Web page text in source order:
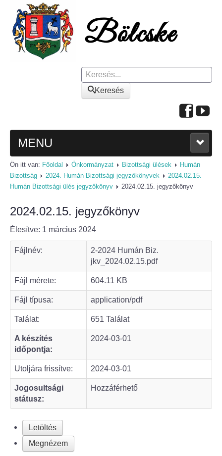
Keresés
Keresés
MENU
FŐOLDAL
Polgármesteri köszöntő
Bölcske település
Bölcske történelme
Mi újság Bölcskén?
Értéktár bizottság
Turizmus
Látnivalók
Szállások
Református Egyház
Ön itt van: Főoldal Önkormányzat Bizottsági ülések
Humán
Bizottság
2024. Humán Bizottsági jegyzőkönyvek
2024.02.15.
Humán Bizottsági ülés jegyzőkönyv
2024.02.15. jegyzőkönyv
2024.02.15. jegyzőkönyv
Élesítve: 1 március 2024
Fájlnév:
2-2024 Humán Biz.
jkv_2024.02.15.pdf
Fájl mérete: 604.11 KB
Fájl típusa: application/pdf
Találat: 651 Találat
A készítés
időpontja:
2024-03-01
Utoljára frissítve: 2024-03-01
Jogosultsági
státusz:
Hozzáférhető
Letöltés
Megnézem